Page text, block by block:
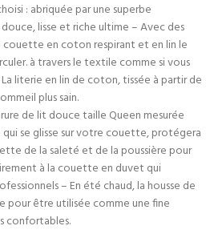
: abriquée par une superbe
lisse et riche ultime – Avec des
en coton respirant et en lin le
à travers le textile comme si vous
literie en lin de coton, tissée à partir de
plus sain.
de lit douce taille Queen mesurée
se glisse sur votre couette, protégera
de la saleté et de la poussière pour
à la couette en duvet qui
– En été chaud, la housse de
être utilisée comme une fine
confortables.